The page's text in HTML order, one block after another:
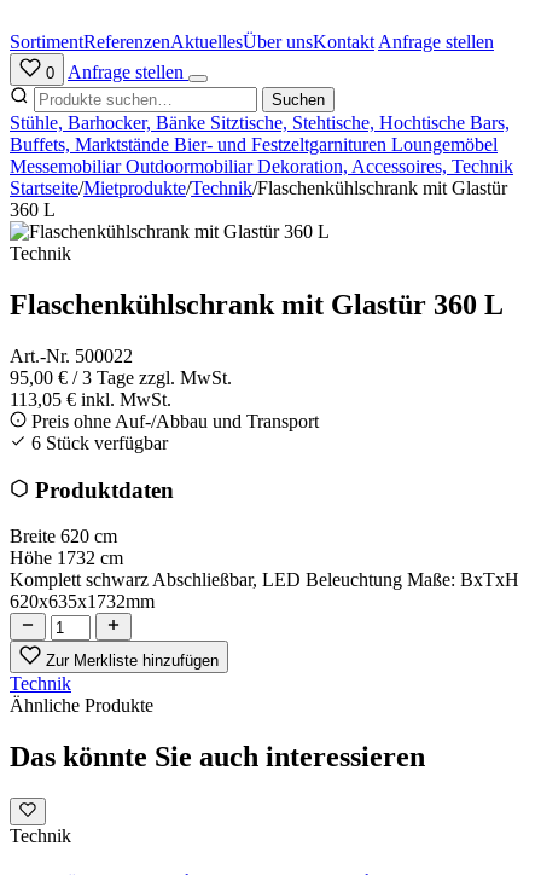
Inhalt
springen
SortimentReferenzenAktuellesÜber unsKontakt Anfrage stellen
0 Anfrage stellen
Suchen
Stühle, Barhocker, Bänke Sitztische, Stehtische, Hochtische Bars,
Buffets, Marktstände Bier- und Festzeltgarnituren Loungemöbel
MessemobiliarOutdoormobiliarDekoration, Accessoires, Technik
Startseite/Mietprodukte/Technik/Flaschenkühlschrank mit Glastür
360 L
Technik
Flaschenkühlschrank mit Glastür 360 L
Art.-Nr. 500022
95,00 € / 3 Tage zzgl. MwSt.
113,05 € inkl. MwSt.
Preis ohne Auf-/Abbau und Transport
6 Stück verfügbar
Produktdaten
Breite 620 cm
Höhe 1732 cm
Komplett schwarz Abschließbar, LED Beleuchtung Maße: BxTxH
620x635x1732mm
Zur Merkliste hinzufügen
Technik
Ähnliche Produkte
Das könnte Sie auch interessieren
Technik